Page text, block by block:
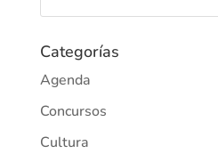
Categorías
Agenda
Concursos
Cultura